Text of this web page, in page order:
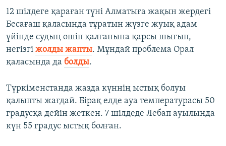
12 шілдеге қараған түні Алматыға жақын жердегі
Бесағаш қаласында тұратын жүзге жуық адам
үйінде судың өшіп қалғанына қарсы шығып,
негізгі жолды жапты. Мұндай проблема Орал
қаласында да болды.
Түркіменстанда жазда күннің ыстық болуы
қалыпты жағдай. Бірақ елде ауа температурасы 50
градусқа дейін жеткен. 7 шілдеде Лебап ауылында
күн 55 градус ыстық болған.